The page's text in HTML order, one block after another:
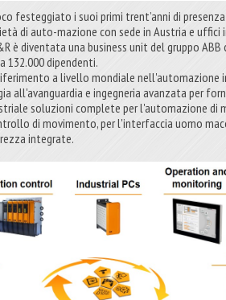
festeggiato i suoi primi trent’anni di
di auto-mazione con sede in Austria e
è diventata una business unit del gruppo
132.000 dipendenti.
a livello mondiale nell'automazione
all'avanguardia e ingegneria avanzata per
soluzioni complete per l'automazione di
di movimento, per l'interfaccia uomo
integrate.